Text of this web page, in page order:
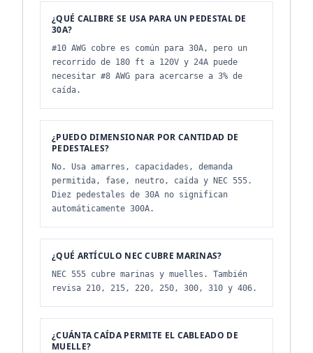
¿QUÉ CALIBRE SE USA PARA UN PEDESTAL DE
30A?
#10 AWG cobre es común para 30A, pero un
recorrido de 180 ft a 120V y 24A puede
necesitar #8 AWG para acercarse a 3% de
caída.
¿PUEDO DIMENSIONAR POR CANTIDAD DE
PEDESTALES?
No. Usa amarres, capacidades, demanda
permitida, fase, neutro, caída y NEC 555.
Diez pedestales de 30A no significan
automáticamente 300A.
¿QUÉ ARTÍCULO NEC CUBRE MARINAS?
NEC 555 cubre marinas y muelles. También
revisa 210, 215, 220, 250, 300, 310 y 406.
¿CUÁNTA CAÍDA PERMITE EL CABLEADO DE
MUELLE?